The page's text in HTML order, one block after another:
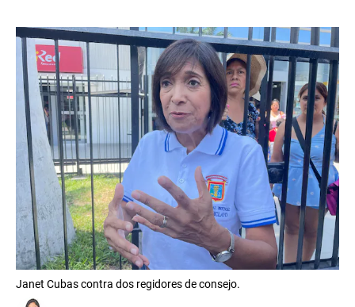
Janet Cubas contra dos regidores de consejo.